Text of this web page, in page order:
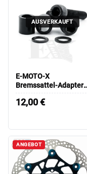
AUSVERKAUFT
E-MOTO-X
Bremssattel-Adapter/
Spacer 220mm
Bremsscheibe
12,00€
ANGEBOT